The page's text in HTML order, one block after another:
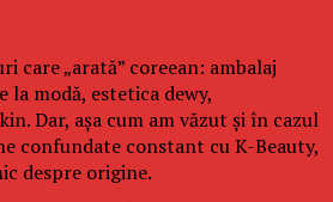
care „arată” coreean: ambalaj
modă, estetica dewy,
Dar, așa cum am văzut și în cazul
confundate constant cu K-Beauty,
despre origine.